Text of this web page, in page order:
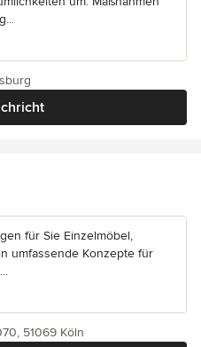
für Sie Einzelmöbel,
umfassende Konzepte für
51069 Köln